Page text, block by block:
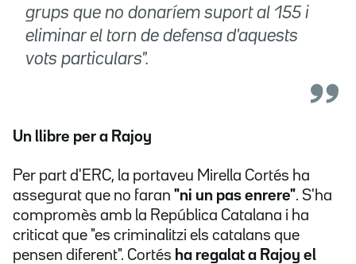
grups que no donaríem suport al 155 i
eliminar el torn de defensa d'aquests
vots particulars".
Un llibre per a Rajoy
Per part d'ERC, la portaveu Mirella Cortés ha
assegurat que no faran "ni un pas enrere". S'ha
compromès amb la República Catalana i ha
criticat que "es criminalitzi els catalans que
pensen diferent". Cortés ha regalat a Rajoy el